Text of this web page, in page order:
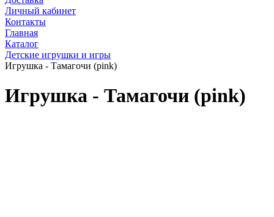
Личный кабинет
Контакты
Главная
Каталог
Детские игрушки и игры
Игрушка - Тамагочи (pink)
Игрушка - Тамагочи (pink)